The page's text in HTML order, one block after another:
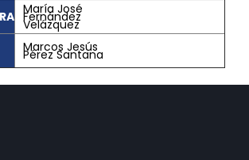
María José
Fernández
Velázquez
Marcos Jesús
Pérez Santana